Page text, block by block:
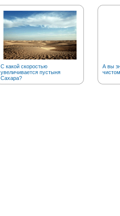
С какой скоростью
увеличивается пустыня
Сахара?
А вы